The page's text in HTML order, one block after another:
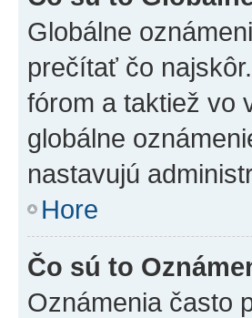
Globálne
prečítať čo
fórom a taktiež vo
globálne
nastavujú
Hore
Čo sú to
Oznámenia často